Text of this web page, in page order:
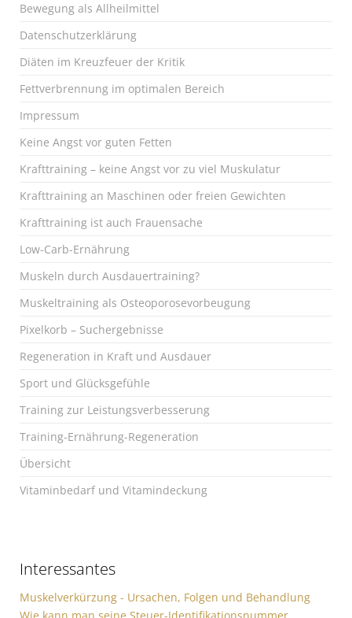
Bewegung als Allheilmittel
Datenschutzerklärung
Diäten im Kreuzfeuer der Kritik
Fettverbrennung im optimalen Bereich
Impressum
Keine Angst vor guten Fetten
Krafttraining – keine Angst vor zu viel Muskulatur
Krafttraining an Maschinen oder freien Gewichten
Krafttraining ist auch Frauensache
Low-Carb-Ernährung
Muskeln durch Ausdauertraining?
Muskeltraining als Osteoporosevorbeugung
Pixelkorb – Suchergebnisse
Regeneration in Kraft und Ausdauer
Sport und Glücksgefühle
Training zur Leistungsverbesserung
Training-Ernährung-Regeneration
Übersicht
Vitaminbedarf und Vitamindeckung
Interessantes
Muskelverkürzung - Ursachen, Folgen und Behandlung